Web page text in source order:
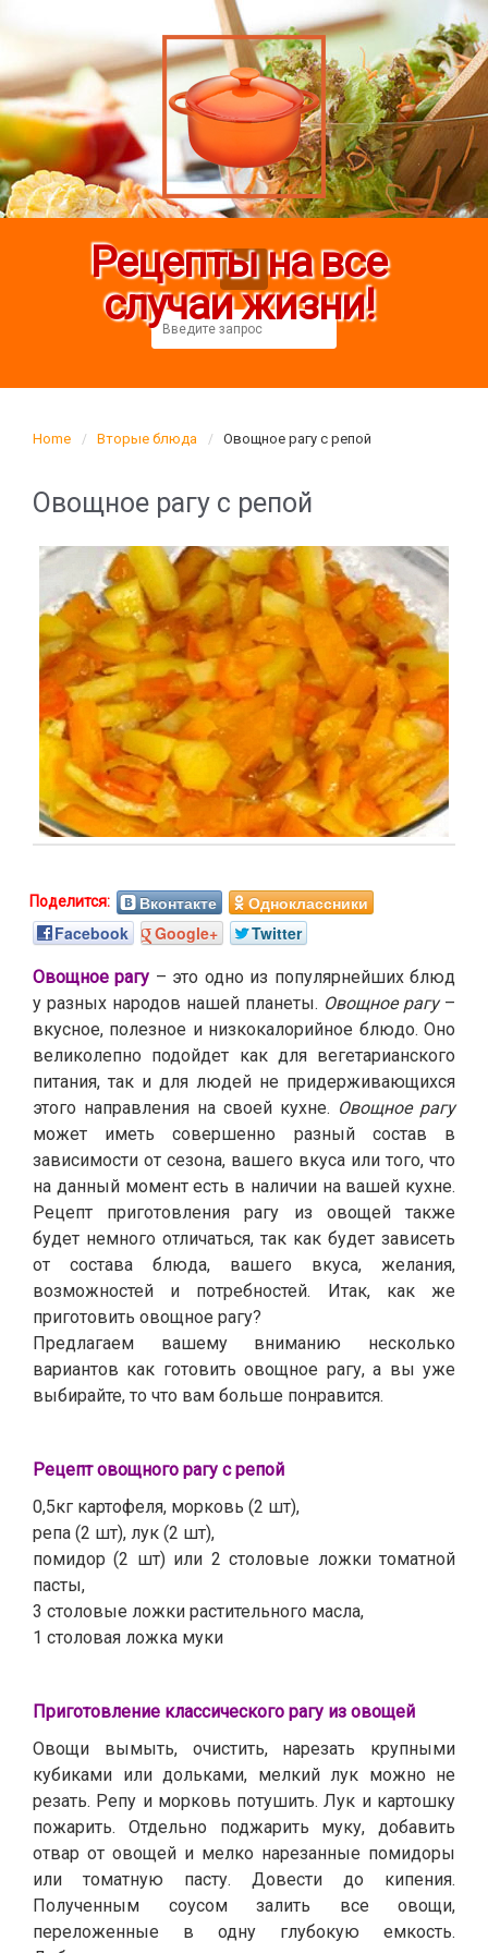
Рецепты на все
случаи жизни!
Home Вторые блюда Овощное рагу с репой
Овощное рагу с репой
Вконтакте
Одноклассники
Facebook
Google+ Twitter
Овощное рагу – это одно из популярнейших блюд
у разных народов нашей планеты. Овощное рагу–
вкусное, полезное и низкокалорийное блюдо. Оно
великолепно подойдет как для вегетарианского
питания, так и для людей не придерживающихся
этого направления на своей кухне. Овощное рагу
может иметь совершенно разный состав в
зависимости от сезона, вашего вкуса или того, что
на данный момент есть в наличии на вашей кухне.
Рецепт приготовления рагу из овощей также
будет немного отличаться, так как будет зависеть
от состава блюда, вашего вкуса, желания,
возможностей и потребностей. Итак, как же
приготовить овощное рагу?
Предлагаем вашему вниманию несколько
вариантов как готовить овощное рагу, а вы уже
выбирайте, то что вам больше понравится.
Рецепт овощного рагу с репой
0,5кг картофеля, морковь (2 шт),
репа (2 шт), лук (2 шт),
помидор (2 шт) или 2 столовые ложки томатной
пасты,
3 столовые ложки растительного масла,
1 столовая ложка муки
Приготовление классического рагу из овощей
Овощи вымыть, очистить, нарезать крупными
кубиками или дольками, мелкий лук можно не
резать. Репу и морковь потушить. Лук и картошку
пожарить. Отдельно поджарить муку, добавить
отвар от овощей и мелко нарезанные помидоры
или томатную пасту. Довести до кипения.
Полученным соусом залить все овощи,
переложенные в одну глубокую емкость.